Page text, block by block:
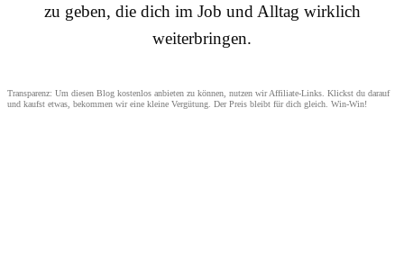
zu geben, die dich im Job und Alltag wirklich
weiterbringen.
Transparenz: Um diesen Blog kostenlos anbieten zu können, nutzen wir Affiliate-Links. Klickst du darauf
und kaufst etwas, bekommen wir eine kleine Vergütung. Der Preis bleibt für dich gleich. Win-Win!